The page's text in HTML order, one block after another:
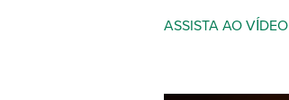
ASSISTA AO VÍDEO